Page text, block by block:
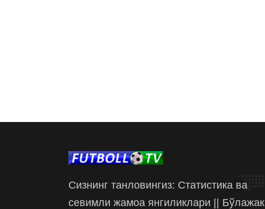
Сизнинг танловингиз: Статистика ва
севимли жамоа янгиликлари || Бўлажак